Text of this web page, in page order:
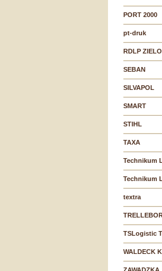
PORT 2000
pt-druk
RDLP
SEBAN
SILVAPOL
SMART
STIHL
TAXA
Technikum
Technikum
textra
TSLogistic
WALDECK